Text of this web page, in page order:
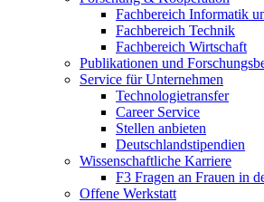
Fachbereich Informatik
Fachbereich Technik
Fachbereich Wirtschaft
Publikationen und
Service für Unternehmen
Technologietransfer
Career Service
Stellen anbieten
Deutschlandstipendien
Wissenschaftliche Karriere
F3 Fragen an Frauen in
Offene Werkstatt